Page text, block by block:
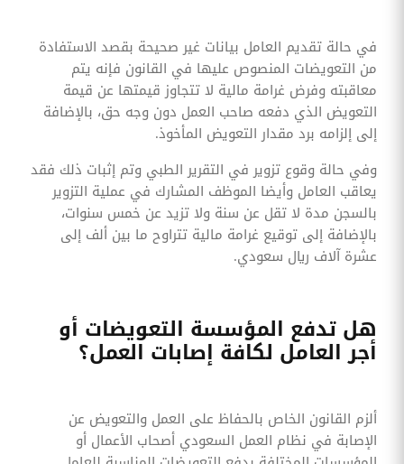
في حالة تقديم العامل بيانات غير صحيحة بقصد الاستفادة
من التعويضات المنصوص عليها في القانون فإنه يتم
معاقبته وفرض غرامة مالية لا تتجاوز قيمتها عن قيمة
التعويض الذي دفعه صاحب العمل دون وجه حق، بالإضافة
إلى إلزامه برد مقدار التعويض المأخوذ.
وفي حالة وقوع تزوير في التقرير الطبي وتم إثبات ذلك فقد
يعاقب العامل وأيضا الموظف المشارك في عملية التزوير
بالسجن مدة لا تقل عن سنة ولا تزيد عن خمس سنوات،
بالإضافة إلى توقيع غرامة مالية تتراوح ما بين ألف إلى
عشرة آلاف ريال سعودي.
هل تدفع المؤسسة التعويضات أو
أجر العامل لكافة إصابات العمل؟
ألزم القانون الخاص بالحفاظ على العمل والتعويض عن
الإصابة في نظام العمل السعودي أصحاب الأعمال أو